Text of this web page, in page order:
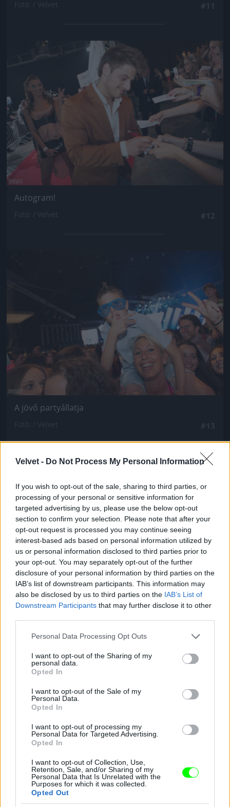
Velvet - Do Not Process My Personal Information
If you wish to opt-out of the sale, sharing to third parties, or
processing of your personal or sensitive information for
targeted advertising by us, please use the below opt-out
section to confirm your selection. Please note that after your
opt-out request is processed you may continue seeing
interest-based ads based on personal information utilized by
us or personal information disclosed to third parties prior to
your opt-out. You may separately opt-out of the further
disclosure of your personal information by third parties on the
IAB’s list of downstream participants. This information may
also be disclosed by us to third parties on the IAB’s List of
Downstream Participants that may further disclose it to other
Please note that this website/app uses one or more Google
not limited to your visit or usage behaviour. You may click to
grant or deny consent to Google and its third-party tags to
use your data for below specified purposes in below Google
consent section.
Personal Data Processing Opt Outs
I want to opt-out of the Sharing of my
personal data.
Opted In
I want to opt-out of the Sale of my
Personal Data.
Opted In
I want to opt-out of processing my
Personal Data for Targeted Advertising.
Opted In
I want to opt-out of Collection, Use,
Retention, Sale, and/or Sharing of my
Personal Data that Is Unrelated with the
Purposes for which it was collected.
Opted Out
Jön még kép!
Autogram!
A jövő partyállatja
Kelemen Kabátban
Fotó: / Velvet
Jön még kép!